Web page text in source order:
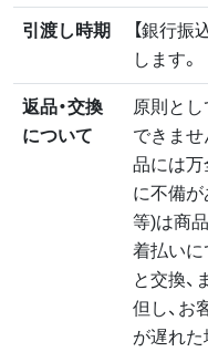
引渡し時期
【銀行振
します。
返品・交換
について
原則と
できませ
品には万
に不備が
等)は商
着払いに
と交換、
但し、お
が遅れた